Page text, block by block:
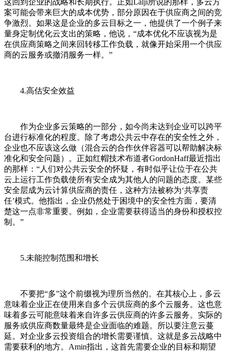
案可能会带来巨大的成本优势，部分原因在于供应商之间的竞
争激烈。如果这是企业的多云目标之一，他提供了一个例子来
量身定制优化云支出的策略，他说，“成本优化不应该视为是
在供应商策略之间来回转移工作负载，就像开始采用一个供应
商的云服务或撤消服务一样。”
4.高估安全效益
作为企业多云策略的一部分，如今尚未达到企业可以跨平
台进行标准化的程度。除了考虑公共云中存在的安全性之外，
企业也不应该这么做（混合云的合作伙伴容器可以帮助解决标
准化和安全问题）。正如红帽技术布道者GordonHaff最近指出
的那样：“人们对公共云安全的怀疑，有时似乎让位于在公共
云上运行工作负载使所有安全成为其他人的问题的态度。某些
安全层成为云计算供应商的责任，这种方法被称为‘共享责
任’模式。他指出，企业仍然处于困境中的安全性方面，要清
楚这一点非常重要。例如，企业需要获得适当的身份和授权控
制。”
5.未能控制范围和增长
不要把“多”这个前缀视为理所当然的。在其核心上，多云
意味着企业正在使用来自多个云供应商的多个云服务。这也意
味着多云可能意味着来自许多云供应商的许多云服务。实际的
服务或供应商数量最终是企业面临的难题。所以要注意云蔓
延。对企业多云投资组合的增长需要谨慎。这就是多云战略中
需要获利的地方。Amin指出，这首先需要企业的目标和期望